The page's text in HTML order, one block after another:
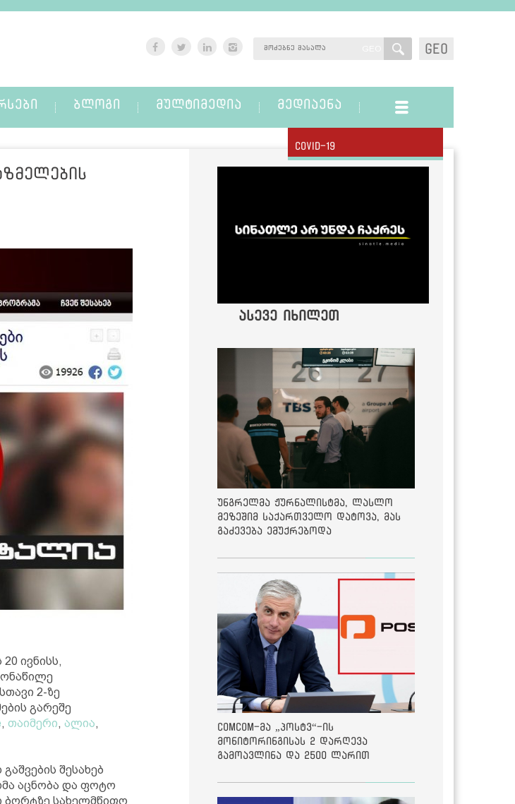
GEO
ᲑᲚᲝᲒᲘ ᲛᲣᲚᲢᲘᲛᲔᲓᲘᲐ ᲛᲔᲓᲘᲐᲔᲜᲐ
Covid-19
ივნისს,
2-ზე
გარეშე
, თაიმერი, ალია,
შესახებ
აცნობა და ფოტო
ბორტზე სახელმწიფო
ასევე იხილეთ
უნგრელმა ჟურნალისტმა, ლასლო
მეზეშიმ საქართველო დატოვა, მას
გაძევება ემუქრებოდა
ComCom-მა „პოსტვ“-ის
მონიტორინგისას 2 დარღევა
გამოავლინა და 2500 ლარით